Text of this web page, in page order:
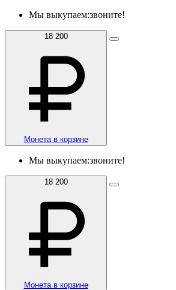
Мы выкупаем:звоните!
18 200
Монета в корзине
Мы выкупаем:звоните!
18 200
Монета в корзине